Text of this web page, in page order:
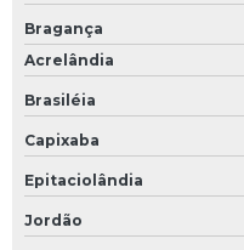
Bragança
Acrelândia
Brasiléia
Capixaba
Epitaciolândia
Jordão